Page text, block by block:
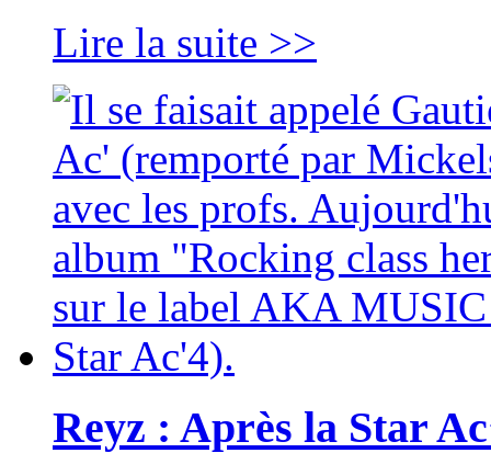
Lire la suite >>
Reyz : Après la Star